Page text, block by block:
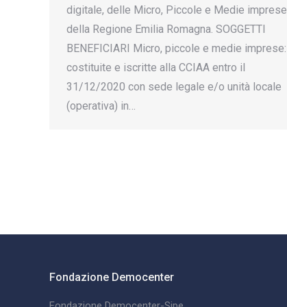
digitale, delle Micro, Piccole e Medie imprese
della Regione Emilia Romagna. SOGGETTI
BENEFICIARI Micro, piccole e medie imprese:
costituite e iscritte alla CCIAA entro il
31/12/2020 con sede legale e/o unità locale
(operativa) in…
Fondazione Democenter